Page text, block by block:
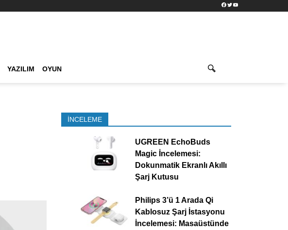
Facebook
TwitterYouTube
YAZILIM OYUN
İNCELEME
UGREEN EchoBuds
Magic İncelemesi:
Dokunmatik Ekranlı Akıllı
Şarj Kutusu
Philips 3’ü 1 Arada Qi
Kablosuz Şarj İstasyonu
İncelemesi: Masaüstünde